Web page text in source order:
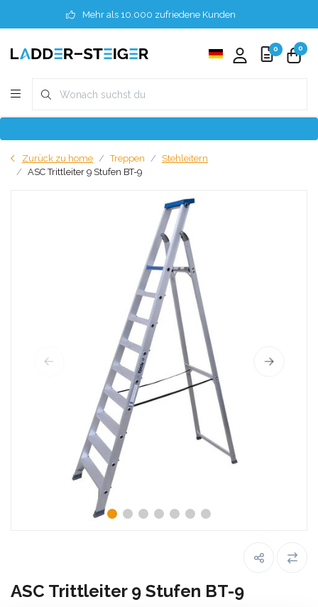
Mehr als 10.000 zufriedene Kunden
0 0
Zurück zu home Treppen
Stehleitern
ASC Trittleiter 9 Stufen BT-9
ASC Trittleiter 9 Stufen BT-9